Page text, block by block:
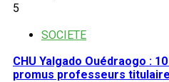
5
SOCIETE
CHU Yalgado Ouédraogo :
promus professeurs